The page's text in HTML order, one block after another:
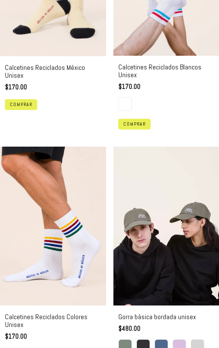
Calcetines Reciclados México
Unisex
$170.00
Calcetines Reciclados Blancos
Unisex
$170.00
COMPRAR
Calcetines Reciclados Colores
Unisex
$170.00
Gorra básica bordada unisex
$480.00